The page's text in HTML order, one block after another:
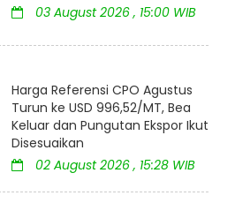
03 August 2026 , 15:00 WIB
Harga Referensi CPO Agustus
Turun ke USD 996,52/MT, Bea
Keluar dan Pungutan Ekspor Ikut
Disesuaikan
02 August 2026 , 15:28 WIB